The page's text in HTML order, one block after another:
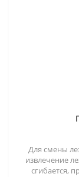
Для смены
извлечение
сгибается,